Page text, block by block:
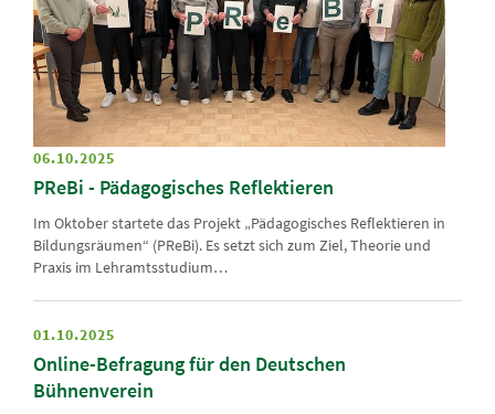
06.10.2025
PReBi - Pädagogisches Reflektieren
Im Oktober startete das Projekt „Pädagogisches Reflektieren in
Bildungsräumen“ (PReBi). Es setzt sich zum Ziel, Theorie und
Praxis im Lehramtsstudium…
01.10.2025
Online-Befragung für den Deutschen
Bühnenverein